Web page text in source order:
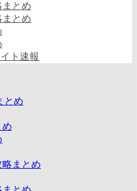
とめ
まとめ
ト速報
とめ
め
まとめ